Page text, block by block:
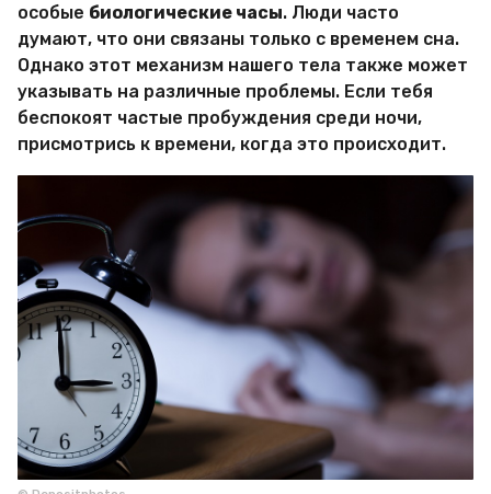
р
М
и
р
Х
и
т
р
о
т
й
особые биологические часы. Люди часто
думают, что они связаны только с временем сна.
Однако этот механизм нашего тела также может
указывать на различные проблемы. Если тебя
беспокоят частые пробуждения среди ночи,
присмотрись к времени, когда это происходит.